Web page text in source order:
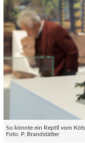
So könnte ein Reptil vom
Foto: P. Brandstätter